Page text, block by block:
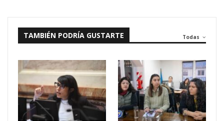
Todas
TAMBIÉN PODRÍA GUSTARTE